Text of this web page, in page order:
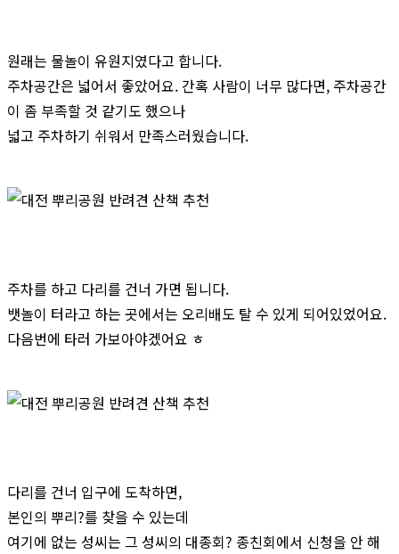
원래는 물놀이 유원지였다고 합니다.
주차공간은 넓어서 좋았어요. 간혹 사람이 너무 많다면, 주차공간
이 좀 부족할 것 같기도 했으나
넓고 주차하기 쉬워서 만족스러웠습니다.
주차를 하고 다리를 건너 가면 됩니다.
뱃놀이 터라고 하는 곳에서는 오리배도 탈 수 있게 되어있었어요.
다음번에 타러 가보아야겠어요 ㅎ
다리를 건너 입구에 도착하면,
본인의 뿌리?를 찾을 수 있는데
여기에 없는 성씨는 그 성씨의 대종회? 종친회에서 신청을 안 해